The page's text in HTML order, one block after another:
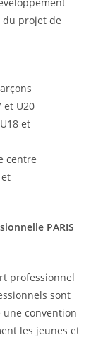
projet de
et U20
et
centre
PARIS
professionnel
sont
convention
les jeunes et